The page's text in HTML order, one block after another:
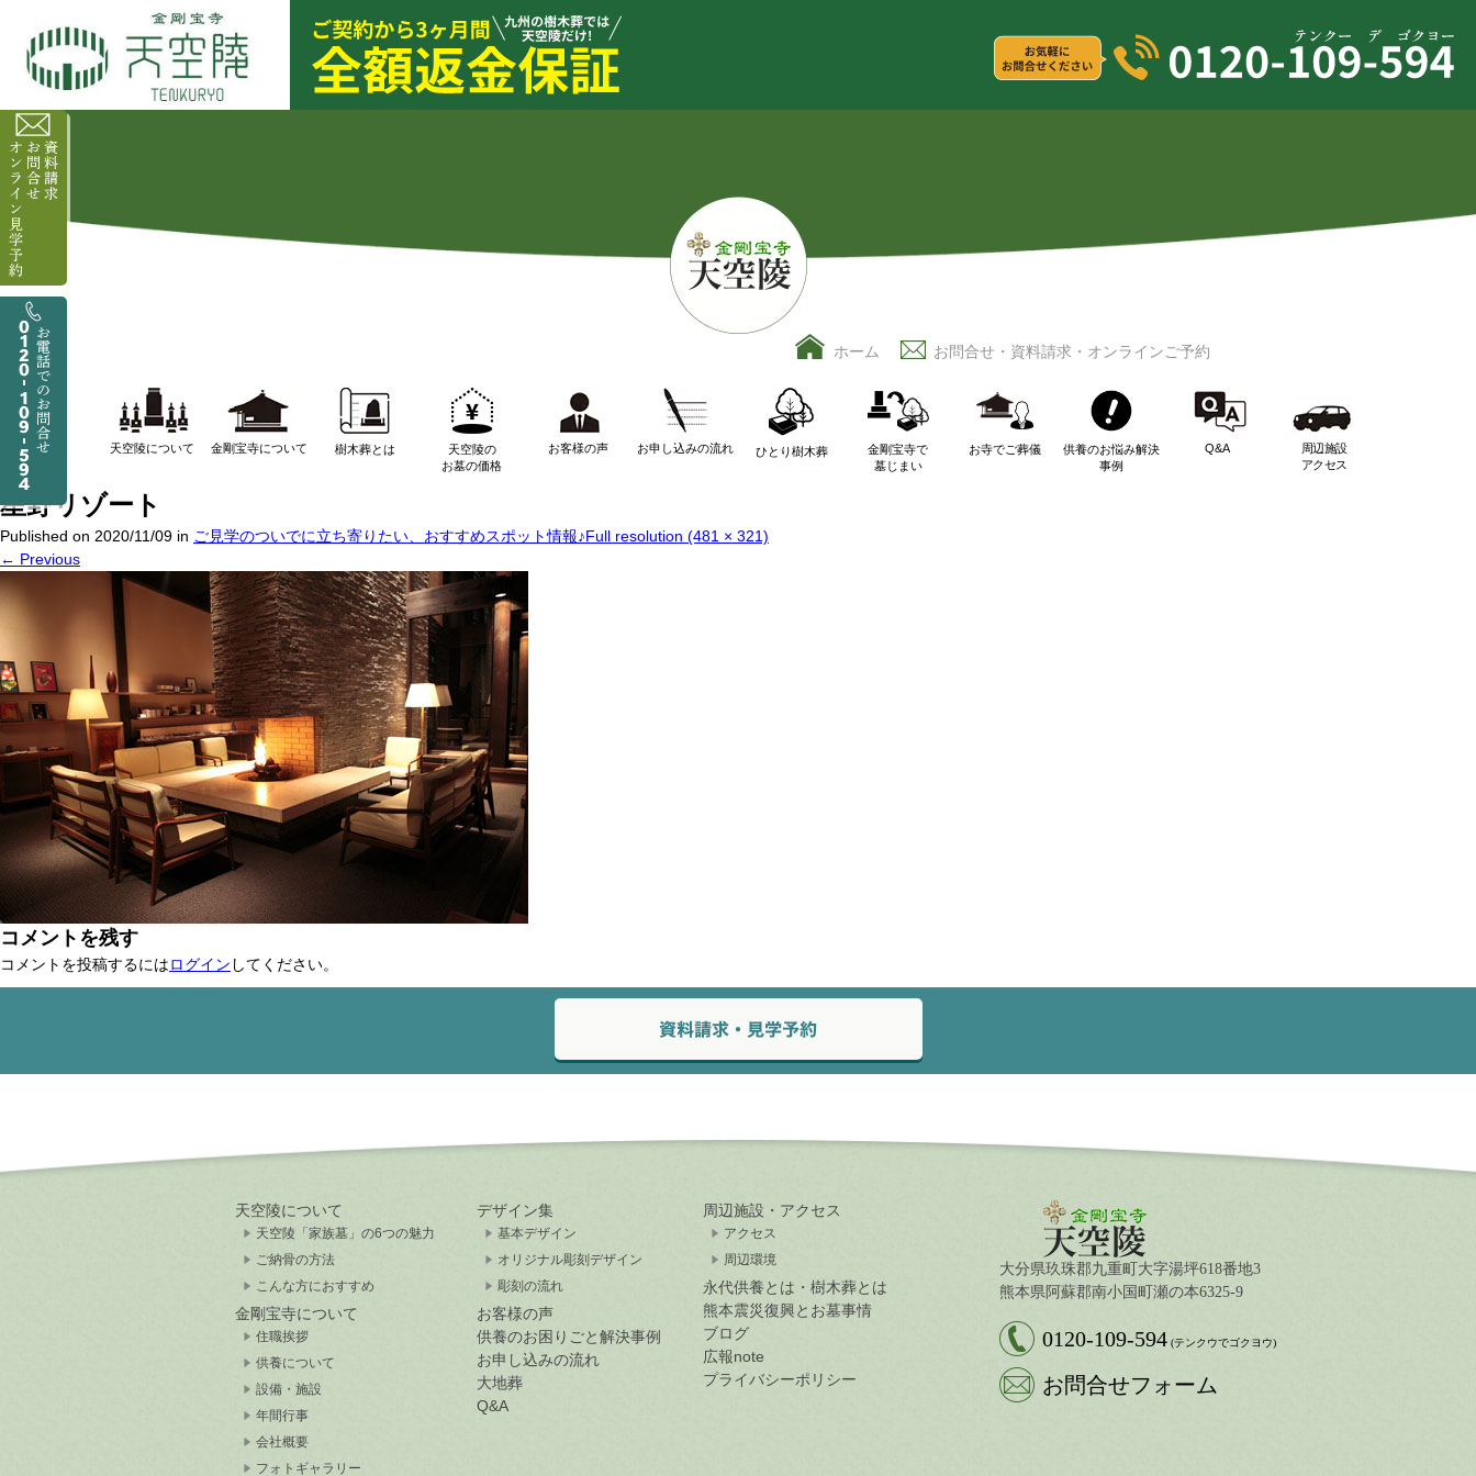
ホーム お問合せ・資料請求・オンラインご予約
天空陵について 金剛宝寺について 樹木葬とは
天空陵の
お墓の価格
お客様の声 お申し込みの流れ ひとり樹木葬
金剛宝寺で
墓じまい
お寺でご葬儀
供養のお悩み解決
事例
Q&A
周辺施設
アクセス
星野リゾート
Published on 2020/11/09 in ご見学のついでに立ち寄りたい、おすすめスポット情報♪Full resolution (481 × 321)
← Previous
コメントを残す
コメントを投稿するにはログイン してください。
天空陵について
天空陵「家族墓」の6つの魅力
ご納骨の方法
こんな方におすすめ
金剛宝寺について
住職挨拶
供養について
設備・施設
年間行事
会社概要
フォトギャラリー
デザイン集
基本デザイン
オリジナル彫刻デザイン
彫刻の流れ
お客様の声
供養のお困りごと解決事例
お申し込みの流れ
大地葬
Q&A
周辺施設・アクセス
アクセス
周辺環境
永代供養とは・樹木葬とは
熊本震災復興とお墓事情
ブログ
広報note
プライバシーポリシー
大分県玖珠郡九重町大字湯坪618番地3
熊本県阿蘇郡南小国町瀬の本6325-9
0120-109-594 (テンクウでゴクヨウ)
お問合せフォーム